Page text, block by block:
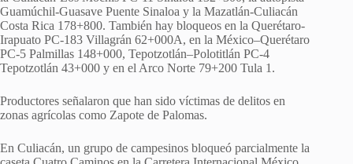
Guamúchil-Guasave Puente Sinaloa y la Mazatlán-Culiacán
Costa Rica 178+800. También hay bloqueos en la Querétaro-
Irapuato PC-183 Villagrán 62+000A, en la México–Querétaro
PC-5 Palmillas 148+000, Tepotzotlán–Polotitlán PC-4
Tepotzotlán 43+000 y en el Arco Norte 79+200 Tula 1.
Productores señalaron que han sido víctimas de delitos en
zonas agrícolas como Zapote de Palomas.
En Culiacán, un grupo de campesinos bloqueó parcialmente la